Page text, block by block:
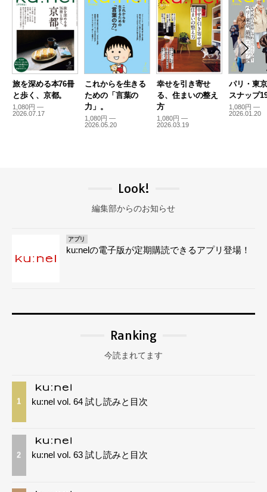
旅を深める本76冊
と歩く、京都。
1,080円 —
2026.07.17
これからを生きる
ための「言葉の
力」。
1,080円 —
2026.05.20
幸せを引き寄せ
る、住まいの整え
方
1,080円 —
2026.03.19
パリ・東
スナップ
1,080円 —
2026.01.20
Look!
編集部からのお知らせ
アプリ
ku:nelの電子版が定期購読できるアプリ登場！
Ranking
今読まれてます
1 ku:nel vol. 64 試し読みと目次
2 ku:nel vol. 63 試し読みと目次